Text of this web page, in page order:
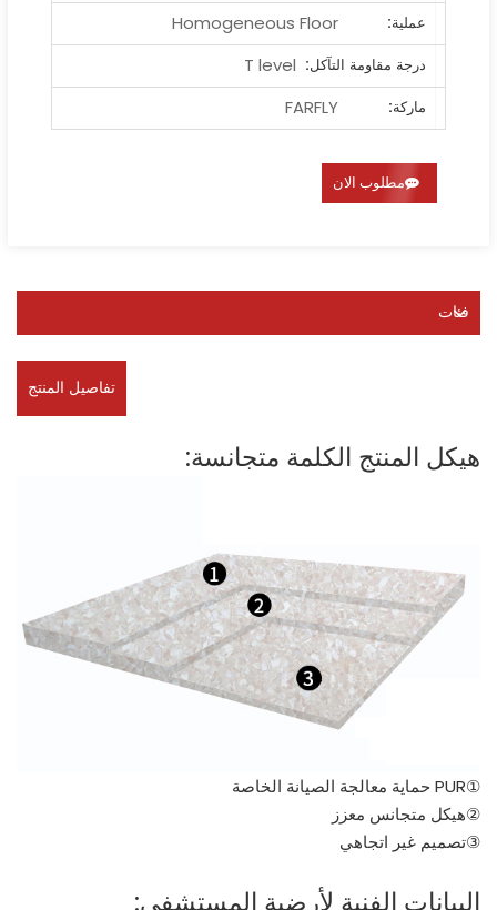
عملية:
Homogeneous Floor
درجة مقاومة التآكل: T level
ماركة:
FARFLY
مطلوب الان
فئات
تفاصيل المنتج
هيكل المنتج الكلمة متجانسة:
①PUR حماية معالجة الصيانة الخاصة
②هيكل متجانس معزز
③تصميم غير اتجاهي
البيانات الفنية لأرضية المستشفى: